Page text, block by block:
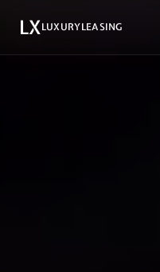
LXLUXURYLEASING